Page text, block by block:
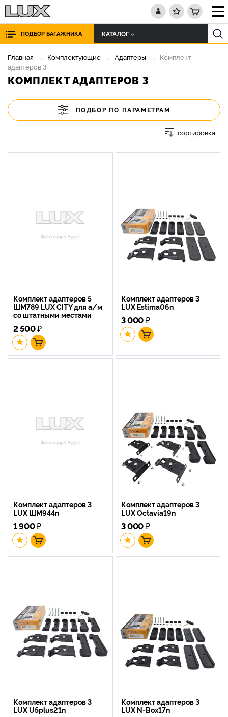
ПОДБОР БАГАЖНИКА КАТАЛОГ
Главная Комплектующие Адаптеры
Комплект
адаптеров 3
КОМПЛЕКТ АДАПТЕРОВ 3
ПОДБОР ПО ПАРАМЕТРАМ
сортировка
Комплект адаптеров 5
ШМ789 LUX CITY для а/м
со штатными местами
2 500₽
Комплект адаптеров 3
LUX Estima06n
3 000₽
Комплект адаптеров 3
LUX ШМ944n
1 900₽
Комплект адаптеров 3
LUX Octavia19n
3 000₽
Комплект адаптеров 3
LUX U5plus21n
Комплект адаптеров 3
LUX N-Box17n